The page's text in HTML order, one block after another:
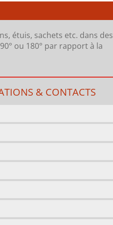
étuis, sachets etc. dans des
ou 180° par rapport à la
& CONTACTS